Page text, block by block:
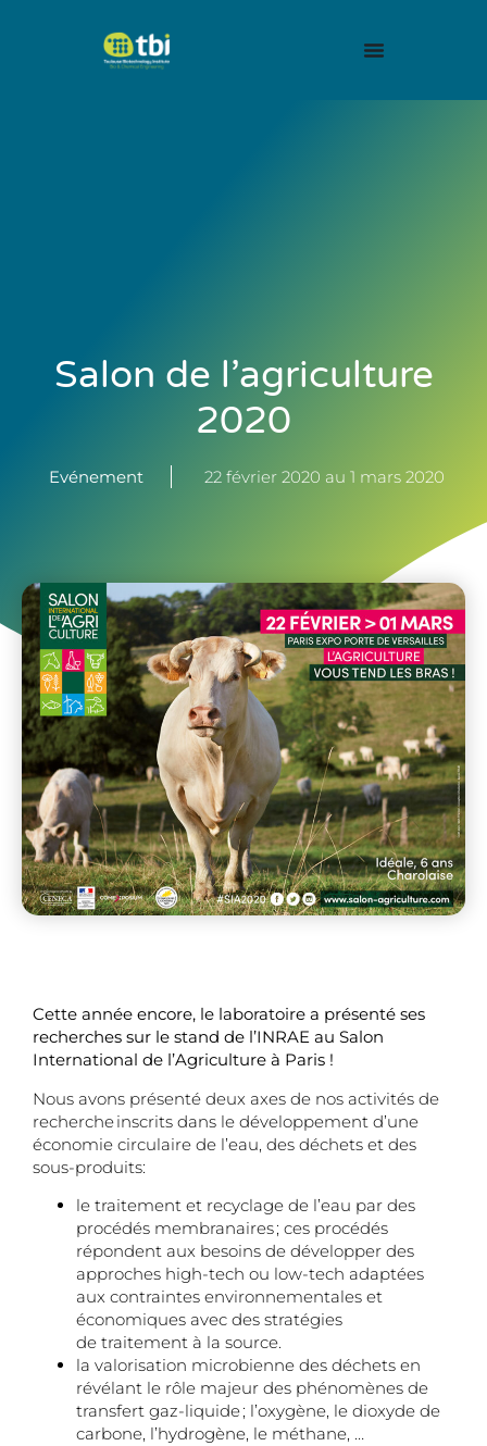
Salon de l’agriculture
2020
Evénement 22 février 2020 au 1 mars 2020
Cette année encore, le laboratoire a présenté ses
recherches sur le stand de l’INRAE au Salon
International de l’Agriculture à Paris !
Nous avons présenté deux axes de nos activités de
recherche inscrits dans le développement d’une
économie circulaire de l’eau, des déchets et des
sous-produits:
le traitement et recyclage de l’eau par des
procédés membranaires ; ces procédés
répondent aux besoins de développer des
approches high-tech ou low-tech adaptées
aux contraintes environnementales et
économiques avec des stratégies
de traitement à la source.
la valorisation microbienne des déchets en
révélant le rôle majeur des phénomènes de
transfert gaz-liquide ; l’oxygène, le dioxyde de
carbone, l’hydrogène, le méthane, …